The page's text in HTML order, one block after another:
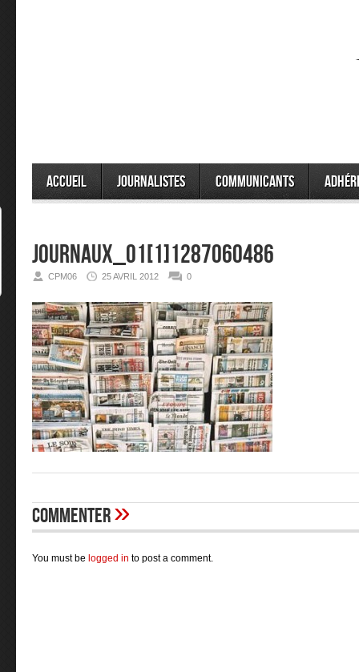
Accueil Journalistes Communicants
journaux_01[1]1287060486
CPM06 25 AVRIL 2012 0
Commenter»
You must be logged in to post a comment.